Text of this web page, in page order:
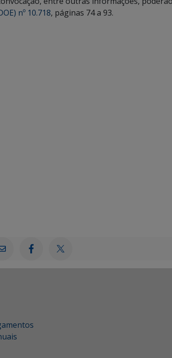
nº 10.718, páginas 74 a 93.